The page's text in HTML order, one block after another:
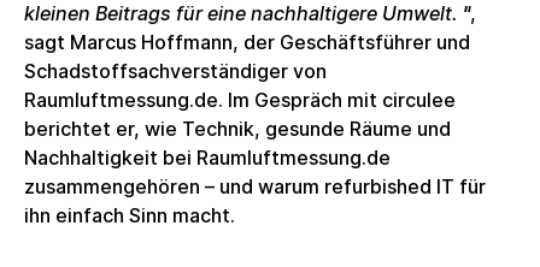
kleinen Beitrags für eine nachhaltigere Umwelt. ",
sagt Marcus Hoffmann, der Geschäftsführer und
Schadstoffsachverständiger von
Raumluftmessung.de. Im Gespräch mit circulee
berichtet er, wie Technik, gesunde Räume und
Nachhaltigkeit bei Raumluftmessung.de
zusammengehören – und warum refurbished IT für
ihn einfach Sinn macht.